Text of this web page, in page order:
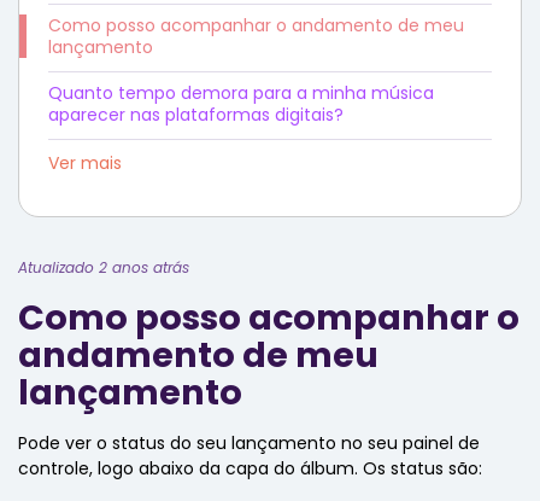
Como posso acompanhar o andamento de meu
lançamento
Quanto tempo demora para a minha música
aparecer nas plataformas digitais?
Ver mais
Atualizado 2 anos atrás
Como posso acompanhar o
andamento de meu
lançamento
Pode ver o status do seu lançamento no seu painel de
controle, logo abaixo da capa do álbum. Os status são: